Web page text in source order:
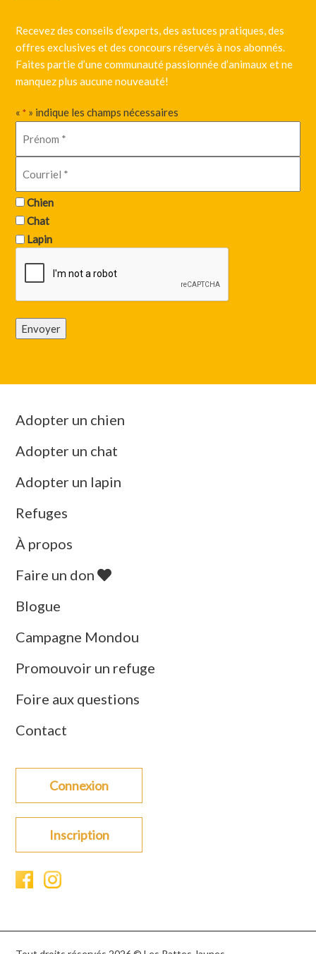
Recevez des conseils d’experts, des astuces pratiques, des
offres exclusives et des concours réservés à nos abonnés.
Faites partie d’une communauté passionnée d’animaux et ne
manquez plus aucune nouveauté!
«* » indique les champs nécessaires
Chien
Chat
Lapin
Envoyer
Adopter un chien
Adopter un chat
Adopter un lapin
Refuges
À propos
Faire un don
Blogue
Campagne Mondou
Promouvoir un refuge
Foire aux questions
Contact
Connexion
Inscription